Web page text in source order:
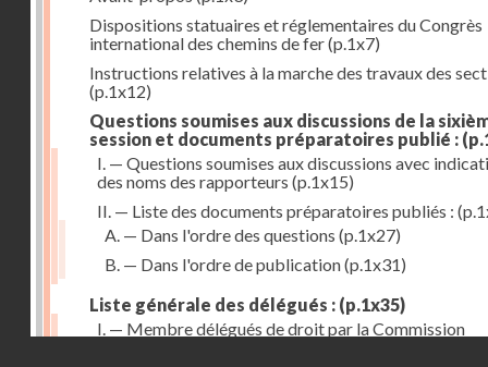
Dispositions statuaires et réglementaires du Congrès
international des chemins de fer(p.1x7)
Instructions relatives à la marche des travaux des
(p.1x12)
Questions soumises aux discussions de la
session et documents préparatoires publié :
I. — Questions soumises aux discussions avec
des noms des rapporteurs (p.1x15)
II. — Liste des documents préparatoires publiés :
A. — Dans l'ordre des questions (p.1x27)
B. — Dans l'ordre de publication(p.1x31)
Liste générale des délégués : (p.1x35)
I. — Membre délégués de droit par la Commission